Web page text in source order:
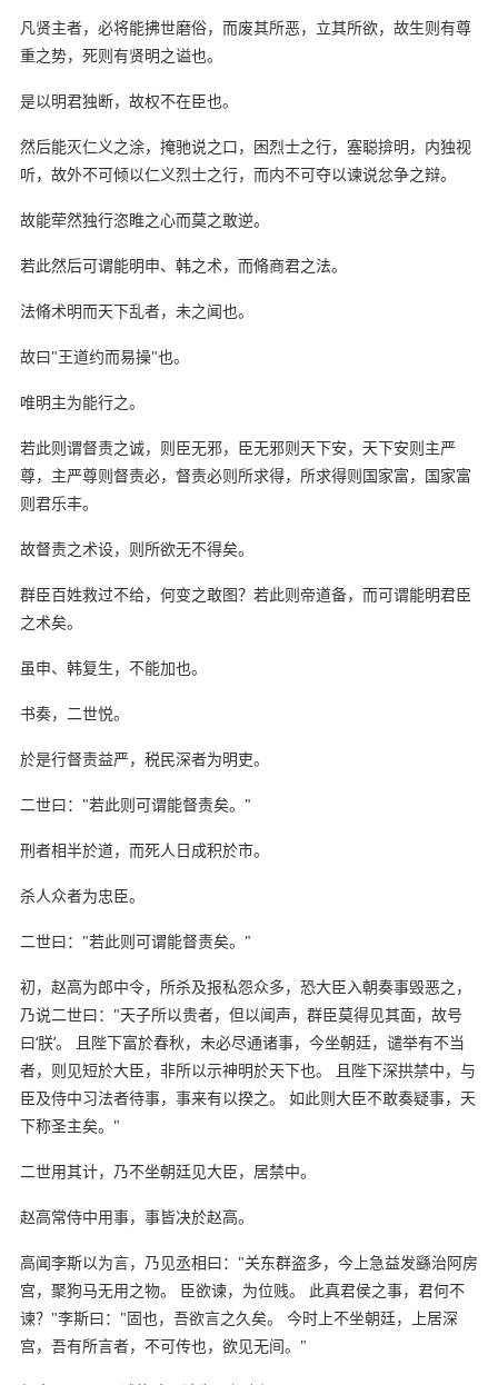
凡贤主者，必将能拂世磨俗，而废其所恶，立其所欲，故生则有尊
重之势，死则有贤明之谥也。
是以明君独断，故权不在臣也。
然后能灭仁义之涂，掩驰说之口，困烈士之行，塞聪揜明，内独视
听，故外不可倾以仁义烈士之行，而内不可夺以谏说忿争之辩。
故能荦然独行恣睢之心而莫之敢逆。
若此然后可谓能明申、韩之术，而脩商君之法。
法脩术明而天下乱者，未之闻也。
故曰"王道约而易操"也。
唯明主为能行之。
若此则谓督责之诚，则臣无邪，臣无邪则天下安，天下安则主严
尊，主严尊则督责必，督责必则所求得，所求得则国家富，国家富
则君乐丰。
故督责之术设，则所欲无不得矣。
群臣百姓救过不给，何变之敢图？若此则帝道备，而可谓能明君臣
之术矣。
虽申、韩复生，不能加也。
书奏，二世悦。
於是行督责益严，税民深者为明吏。
二世曰："若此则可谓能督责矣。"
刑者相半於道，而死人日成积於市。
杀人众者为忠臣。
二世曰："若此则可谓能督责矣。"
初，赵高为郎中令，所杀及报私怨众多，恐大臣入朝奏事毁恶之，
乃说二世曰："天子所以贵者，但以闻声，群臣莫得见其面，故号
曰‘朕’。 且陛下富於春秋，未必尽通诸事，今坐朝廷，谴举有不当
者，则见短於大臣，非所以示神明於天下也。 且陛下深拱禁中，与
臣及侍中习法者待事，事来有以揆之。 如此则大臣不敢奏疑事，天
下称圣主矣。"
二世用其计，乃不坐朝廷见大臣，居禁中。
赵高常侍中用事，事皆决於赵高。
高闻李斯以为言，乃见丞相曰："关东群盗多，今上急益发繇治阿房
宫，聚狗马无用之物。 臣欲谏，为位贱。 此真君侯之事，君何不
谏？"李斯曰："固也，吾欲言之久矣。 今时上不坐朝廷，上居深
宫，吾有所言者，不可传也，欲见无间。"